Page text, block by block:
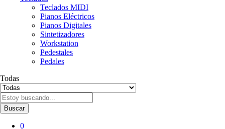
Teclados MIDI
Pianos Eléctricos
Pianos Digitales
Sintetizadores
Workstation
Pedestales
Pedales
Todas
Buscar
0